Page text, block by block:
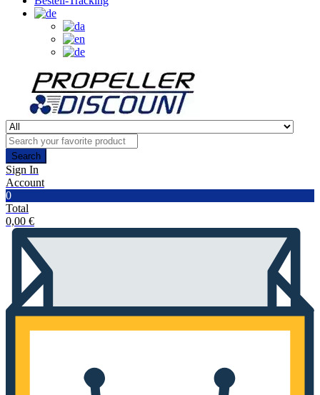
Search
Sign In
Account
0
Total
0,00 €